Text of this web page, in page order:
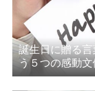
誕生日に贈る
う５つの感動文